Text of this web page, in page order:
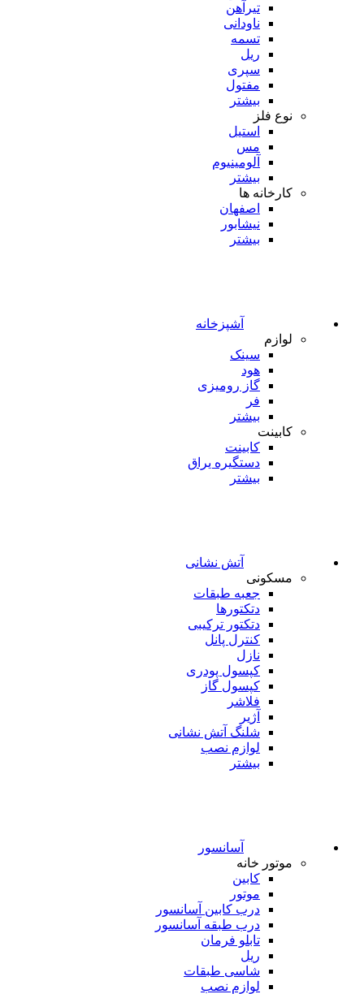
تیرآهن
ناودانی
تسمه
ریل
سپری
مفتول
بیشتر
نوع فلز
استیل
مس
آلومینیوم
بیشتر
کارخانه ها
اصفهان
نیشابور
بیشتر
آشپزخانه
لوازم
سینک
هود
گاز رومیزی
فر
بیشتر
کابینت
کابینت
دستگیره یراق
بیشتر
آتش نشانی
مسکونی
جعبه طبقات
دتکتورها
دتکتور ترکیبی
کنترل پانل
نازل
کپسول پودری
کپسول گاز
فلاشر
آژیر
شلنگ آتش نشانی
لوازم نصب
بیشتر
آسانسور
موتور خانه
کابین
موتور
درب کابین آسانسور
درب طبقه آسانسور
تابلو فرمان
ریل
شاسی طبقات
لوازم نصب